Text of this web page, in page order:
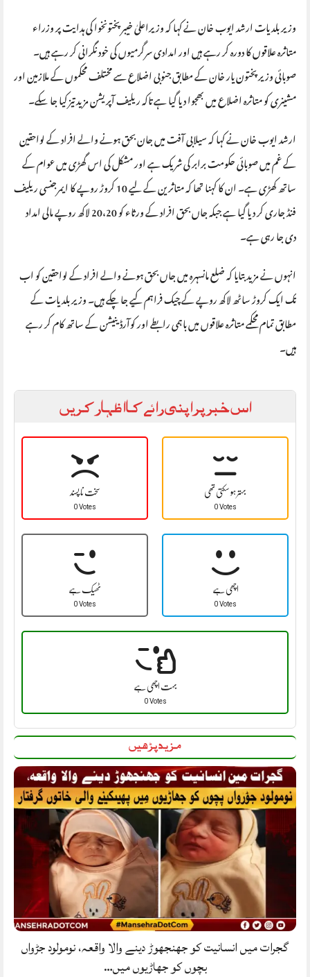
وزیر بلدیات ارشد ایوب خان نے کہا کہ وزیراعلیٰ خیبرپختونخوا کی ہدایت پر وزراء
متاثرہ علاقوں کا دورہ کر رہے ہیں اور امدادی سرگرمیوں کی خود نگرانی کر رہے ہیں۔
صوبائی وزیر پختون یار خان کے مطابق جنوبی اضلاع سے مختلف محکموں کے ملازمین اور
مشینری کو متاثرہ اضلاع میں بھجوا دیا گیا ہے تاکہ ریلیف آپریشن مزید تیز کیا جا سکے۔
ارشد ایوب خان نے کہا کہ سیلابی آفت میں جان بحق ہونے والے افراد کے لواحقین
کے غم میں صوبائی حکومت برابر کی شریک ہے اور مشکل کی اس گھڑی میں عوام کے
ساتھ کھڑی ہے۔ ان کا کہنا تھا کہ متاثرین کے لیے 10 کروڑ روپے کا ایمرجنسی ریلیف
فنڈ جاری کر دیا گیا ہے جبکہ جاں بحق افراد کے ورثاء کو 20،20 لاکھ روپے مالی امداد
دی جا رہی ہے۔
انہوں نے مزید بتایا کہ ضلع مانسہرہ میں جاں بحق ہونے والے افراد کے لواحقین کو اب
تک ایک کروڑ ساٹھ لاکھ روپے کے چیک فراہم کیے جا چکے ہیں۔ وزیر بلدیات کے
مطابق تمام محکمے متاثرہ علاقوں میں باہمی رابطے اور کوآرڈینیشن کے ساتھ کام کر رہے
ہیں۔
اس خبر پر اپنی رائے کا اظہار کریں
سخت نا پسند
0 Votes
بہتر ہو سکتی تھی
0 Votes
ٹھیک ہے
0 Votes
اچھی ہے
0 Votes
بہت اچھی ہے
0 Votes
مزید پڑھیں
گجرات میں انسانیت کو جھنجھوڑ دینے والا واقعہ، نومولود جڑواں
بچوں کو جھاڑیوں میں…